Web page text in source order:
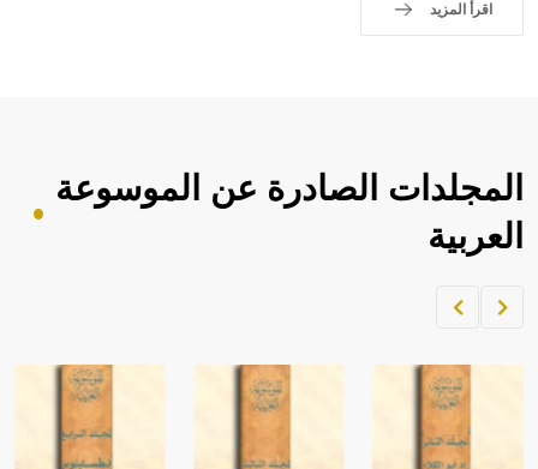
اقرأ المزيد
المجلدات الصادرة عن الموسوعة
العربية